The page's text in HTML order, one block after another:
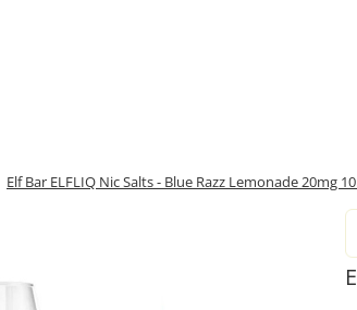
Elf Bar ELFLIQ Nic Salts - Blue Razz Lemonade 20mg